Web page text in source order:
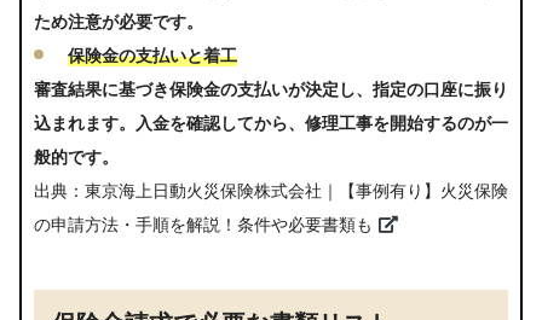
ため注意が必要です。
保険金の支払いと着工
審査結果に基づき保険金の支払いが決定し、指定の口座に振り
込まれます。入金を確認してから、修理工事を開始するのが一
般的です。
出典： 東京海上日動火災保険株式会社｜【事例有り】火災保険
の申請方法・手順を解説！条件や必要書類も